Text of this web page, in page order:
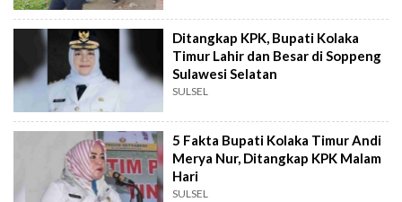
Ditangkap KPK, Bupati Kolaka
Timur Lahir dan Besar di Soppeng
Sulawesi Selatan
SULSEL
5 Fakta Bupati Kolaka Timur Andi
Merya Nur, Ditangkap KPK Malam
Hari
SULSEL